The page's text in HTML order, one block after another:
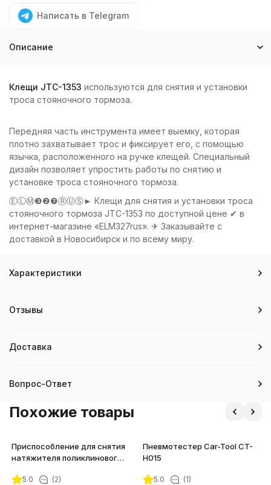
Написать в Telegram
Описание
Клещи JTC-1353 используются для снятия и установки
троса стояночного тормоза.
Передняя часть инструмента имеет выемку, которая
плотно захватывает трос и фиксирует его, с помощью
язычка, расположенного на ручке клещей. Специальный
дизайн позволяет упростить работы по снятию и
установке троса стояночного тормоза.
ⒺⓁⓂ❸❷❼ⓇⓊⓈ► Клещи для снятия и установки троса
стояночного тормоза JTC-1353 по доступной цене ✔ в
интернет-магазине «ELM327rus». ✈ Заказывайте с
доставкой в Новосибирск и по всему миру.
Характеристики
Отзывы
Доставка
Вопрос-Ответ
Похожие товары
Приспособление для снятия
натяжителя поликлинового
5.0 (2)
Пневмотестер Car-Tool CT-
H015
5.0 (1)